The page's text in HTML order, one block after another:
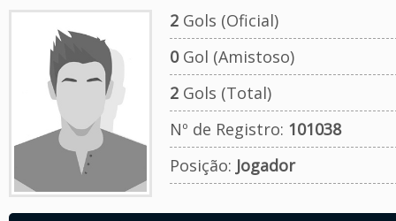
2Gols (Oficial)
0Gol (Amistoso)
2Gols (Total)
Nº de Registro: 101038
Posição: Jogador